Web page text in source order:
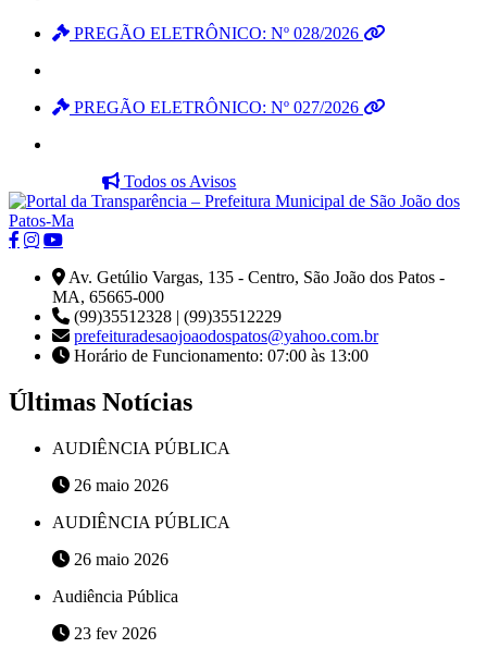
PREGÃO ELETRÔNICO: Nº 028/2026
PREGÃO ELETRÔNICO: Nº 027/2026
Todos os Avisos
Av. Getúlio Vargas, 135 - Centro, São João dos Patos -
MA, 65665-000
(99)35512328 | (99)35512229
prefeituradesaojoaodospatos@yahoo.com.br
Horário de Funcionamento: 07:00 às 13:00
Últimas Notícias
AUDIÊNCIA PÚBLICA
26 maio 2026
AUDIÊNCIA PÚBLICA
26 maio 2026
Audiência Pública
23 fev 2026